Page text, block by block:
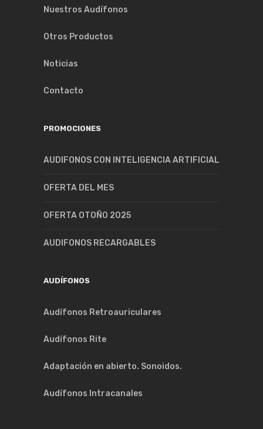
Nuestros Audífonos
Otros Productos
Noticias
Contacto
PROMOCIONES
AUDIFONOS CON INTELIGENCIA ARTIFICIAL
OFERTA DEL MES
OFERTA OTOÑO 2025
AUDIFONOS RECARGABLES
AUDÍFONOS
Audífonos Retroauriculares
Audífonos Rite
Adaptación en abierto. Sonoidos.
Audífonos Intracanales